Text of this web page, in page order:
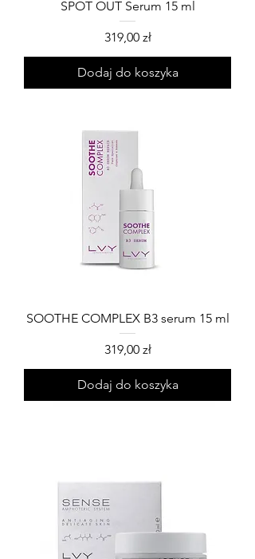
SPOT OUT Serum 15 ml
Cena
319,00 zł
Dodaj do koszyka
SOOTHE COMPLEX B3 serum 15 ml
Cena
319,00 zł
Dodaj do koszyka